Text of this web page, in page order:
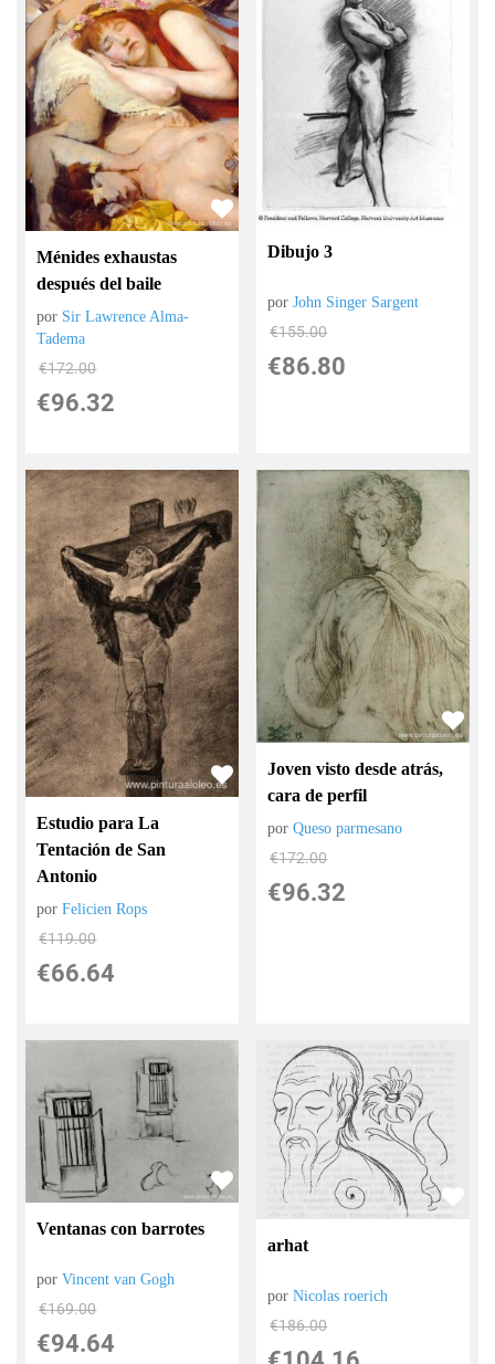
Ménides exhaustas
después del baile
por Sir Lawrence Alma-
Tadema
€172.00
€96.32
Dibujo 3
porJohn Singer Sargent
€155.00
€86.80
Estudio para La
Tentación de San
Antonio
porFelicien Rops
€119.00
€66.64
Joven visto desde atrás,
cara de perfil
porQueso parmesano
€172.00
€96.32
Ventanas con barrotes
porVincent van Gogh
€169.00
€94.64
arhat
porNicolas roerich
€186.00